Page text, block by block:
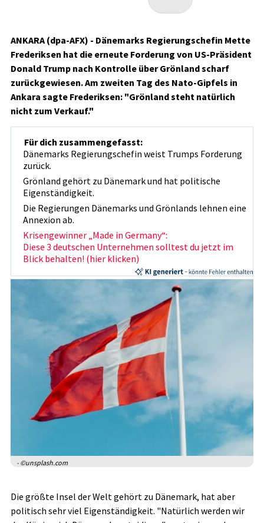
ANKARA (dpa-AFX) - Dänemarks Regierungschefin Mette
Frederiksen hat die erneute Forderung von US-Präsident
Donald Trump nach Kontrolle über Grönland scharf
zurückgewiesen. Am zweiten Tag des Nato-Gipfels in
Ankara sagte Frederiksen: "Grönland steht natürlich
nicht zum Verkauf."
Für dich zusammengefasst:
Dänemarks Regierungschefin weist Trumps Forderung
zurück.
Grönland gehört zu Dänemark und hat politische
Eigenständigkeit.
Die Regierungen Dänemarks und Grönlands lehnen eine
Annexion ab.
Krisengewinner „Made in Germany“:
Diese 3 deutschen Unternehmen solltest du jetzt im
Blick behalten! (hier klicken)
- ©unsplash.com
Die größte Insel der Welt gehört zu Dänemark, hat aber
politisch sehr viel Eigenständigkeit. "Natürlich werden wir